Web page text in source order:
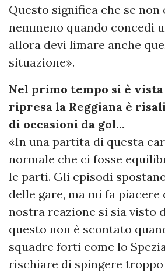
Questo significa che se
nemmeno quando concedi
allora devi limare anche
situazione».
Nel primo tempo si è
ripresa la Reggiana è
di occasioni da gol…
«In una partita di questa
normale che ci fosse
le parti. Gli episodi
delle gare, ma mi fa piacere
nostra reazione si sia visto
questo non è scontato
squadre forti come lo
rischiare di spingere troppo